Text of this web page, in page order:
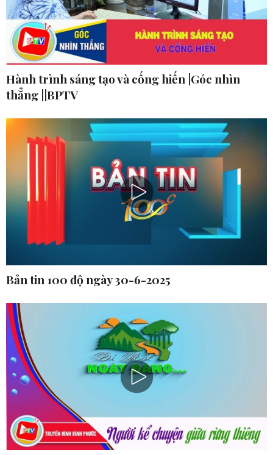
Hành trình sáng tạo và cống hiến |Góc nhìn
thẳng ||BPTV
Bản tin 100 độ ngày 30-6-2025